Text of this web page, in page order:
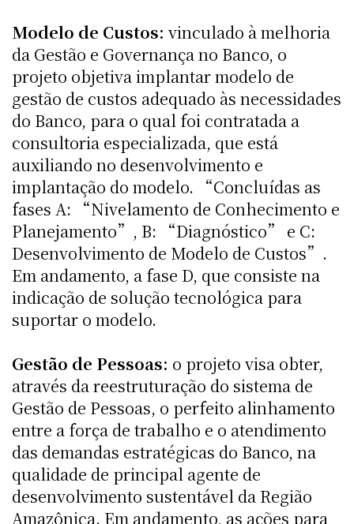
Modelo de Custos: vinculado à melhoria
da Gestão e Governança no Banco, o
projeto objetiva implantar modelo de
gestão de custos adequado às necessidades
do Banco, para o qual foi contratada a
consultoria especializada, que está
auxiliando no desenvolvimento e
implantação do modelo. “Concluídas as
fases A: “Nivelamento de Conhecimento e
Planejamento”, B: “Diagnóstico” e C:
Desenvolvimento de Modelo de Custos”.
Em andamento, a fase D, que consiste na
indicação de solução tecnológica para
suportar o modelo.
Gestão de Pessoas: o projeto visa obter,
através da reestruturação do sistema de
Gestão de Pessoas, o perfeito alinhamento
entre a força de trabalho e o atendimento
das demandas estratégicas do Banco, na
qualidade de principal agente de
desenvolvimento sustentável da Região
Amazônica. Em andamento, as ações para